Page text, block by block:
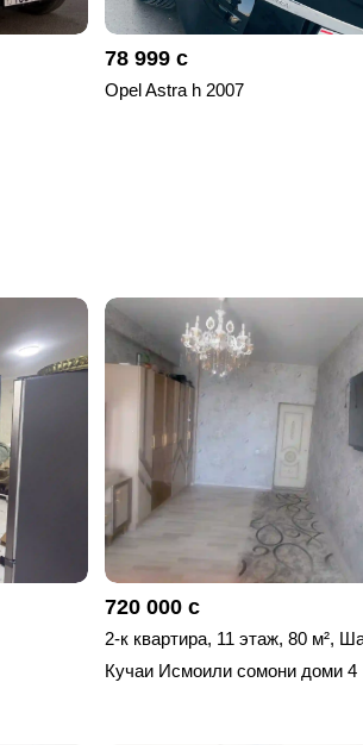
78 999 с
Opel Astra h 2007
720 000 с
2-к квартира, 11 этаж, 80 м²,
Кучаи Исмоили сомони доми 4